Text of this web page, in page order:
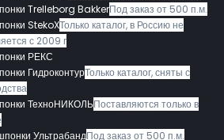
Trelleborg BakkerПод заказ от 500 п.м.
StekoXТолько каталог, в Россию не
с 2009 г
РЕКС
ГидроконтурТолько каталог, сняты с
ТехноНИКОЛЬПоставляются только в
УльтрабандПод заказ от 500 п.м.